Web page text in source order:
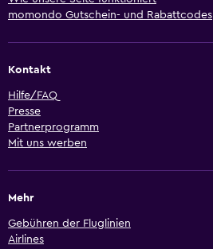
momondo Gutschein- und Rabattcodes
Kontakt
Hilfe/FAQ
Presse
Partnerprogramm
Mit uns werben
Mehr
Gebühren der Fluglinien
Airlines